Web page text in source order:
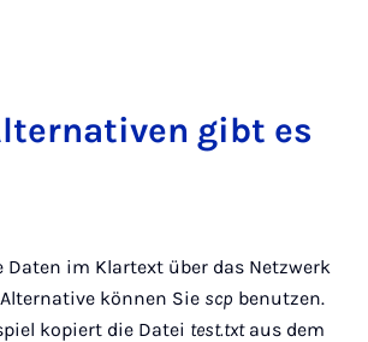
gibt es
Daten im Klartext über das Netzwerk
können Sie scp benutzen.
kopiert die Datei test.txtaus dem